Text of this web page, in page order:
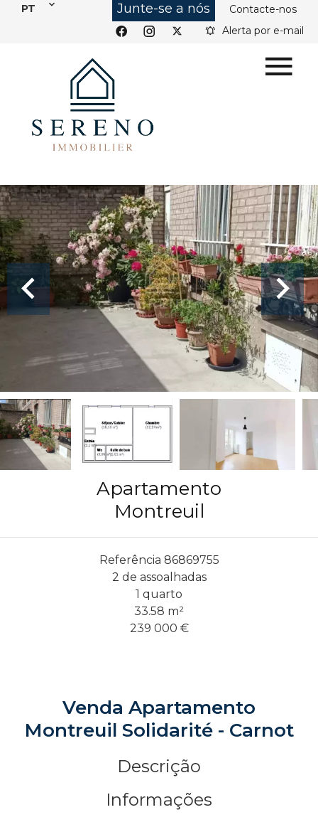
PT Junte-se a nós
Contacte-nos
Alerta por e-mail
Apartamento
Montreuil
Referência 86869755
2 de assoalhadas
1 quarto
33.58 m²
239 000 €
Venda Apartamento
Montreuil Solidarité - Carnot
Descrição
Informações